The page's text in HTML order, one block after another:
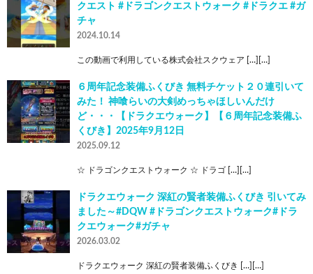
クエスト #ドラゴンクエストウォーク #ドラクエ #ガ
チャ
2024.10.14
この動画で利用している株式会社スクウェア […][…]
６周年記念装備ふくびき 無料チケット２０連引いて
みた！ 神喰らいの大剣めっちゃほしいんだけ
ど・・・【ドラクエウォーク】【６周年記念装備ふ
くびき】2025年9月12日
2025.09.12
☆ ドラゴンクエストウォーク ☆ ドラゴ […][…]
ドラクエウォーク 深紅の賢者装備ふくびき 引いてみ
ました～#DQW #ドラゴンクエストウォーク#ドラ
クエウォーク#ガチャ
2026.03.02
ドラクエウォーク 深紅の賢者装備ふくびき […][…]